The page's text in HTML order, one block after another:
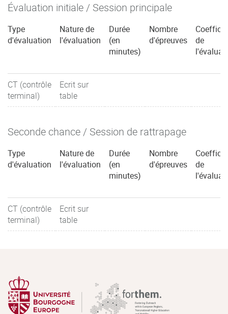
Évaluation initiale / Session principale
Type
d'évaluation
Nature de
l'évaluation
Durée
(en
minutes)
Nombre
d'épreuves
de
CT (contrôle
terminal)
Ecrit sur
table
Seconde chance / Session de rattrapage
Type
d'évaluation
Nature de
l'évaluation
Durée
(en
minutes)
Nombre
d'épreuves
de
CT (contrôle
terminal)
Ecrit sur
table